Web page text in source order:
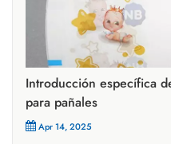
Introducción específica
para pañales
Apr 14, 2025